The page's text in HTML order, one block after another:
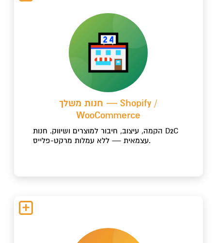
חנות משלך — Shopify /
WooCommerce
הקמה, עיצוב, חיבור למוצרים ושיווק. חנות D2C
עצמאית — ללא עמלות מרקט-פלייס.